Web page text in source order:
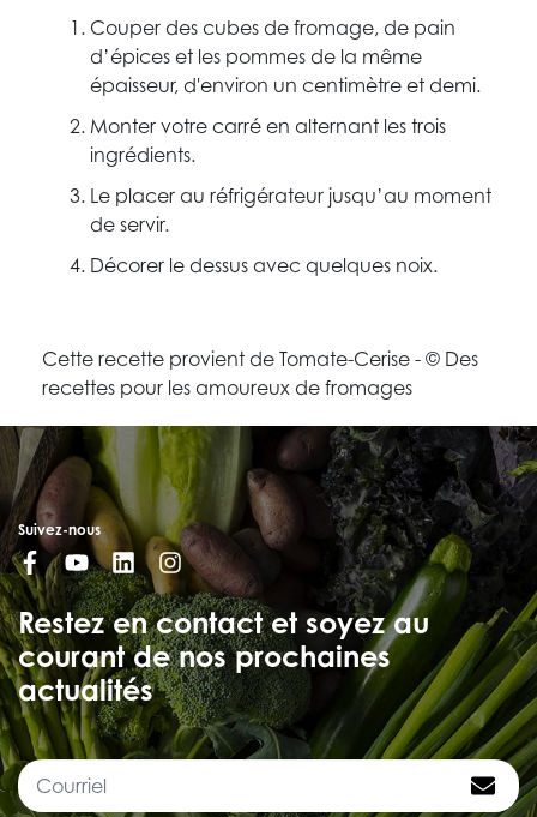
Couper des cubes de fromage, de pain
d’épices et les pommes de la même
épaisseur, d'environ un centimètre et demi.
Monter votre carré en alternant les trois
ingrédients.
Le placer au réfrigérateur jusqu’au moment
de servir.
Décorer le dessus avec quelques noix.
Cette recette provient de Tomate-Cerise - © Des
recettes pour les amoureux de fromages
Restez en contact et soyez au
courant de nos prochaines
actualités
Suivez-nous